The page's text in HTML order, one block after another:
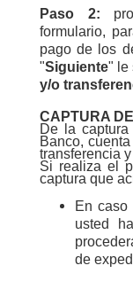
Paso 2: p
formulario,
pago de los
"Siguiente" le
y/o
CAPTURA
De la
Banco,
transferencia
Si realiza el
captura que
En
usted
de